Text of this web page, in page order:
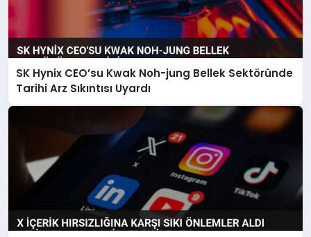
SK Hynix CEO’su Kwak Noh-jung Bellek Sektöründe
Tarihi Arz Sıkıntısı Uyardı